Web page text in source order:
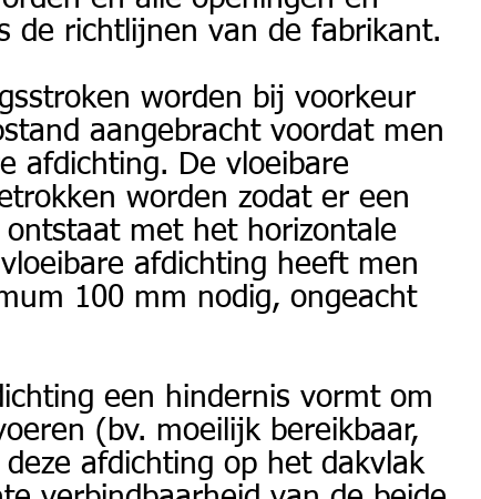
de richtlijnen van de fabrikant.
worden bij voorkeur
aangebracht voordat men
afdichting. De vloeibare
worden zodat er een
met het horizontale
afdichting heeft men
100 mm nodig, ongeacht
een hindernis vormt om
(bv. moeilijk bereikbaar,
afdichting op het dakvlak